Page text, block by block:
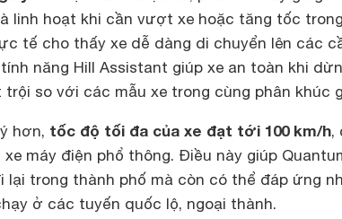
linh hoạt khi cần vượt xe hoặc tăng tốc
tế cho thấy xe dễ dàng di chuyển lên các
năng Hill Assistant giúp xe an toàn khi
so với các mẫu xe trong cùng phân khúc
hơn, tốc độ tối đa của xe đạt tới 100 km/h,
xe máy điện phổ thông. Điều này giúp
lại trong thành phố mà còn có thể đáp ứng
ở các tuyến quốc lộ, ngoại thành.